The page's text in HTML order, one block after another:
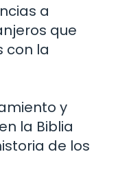
a
que
con la
y
la Biblia
de los